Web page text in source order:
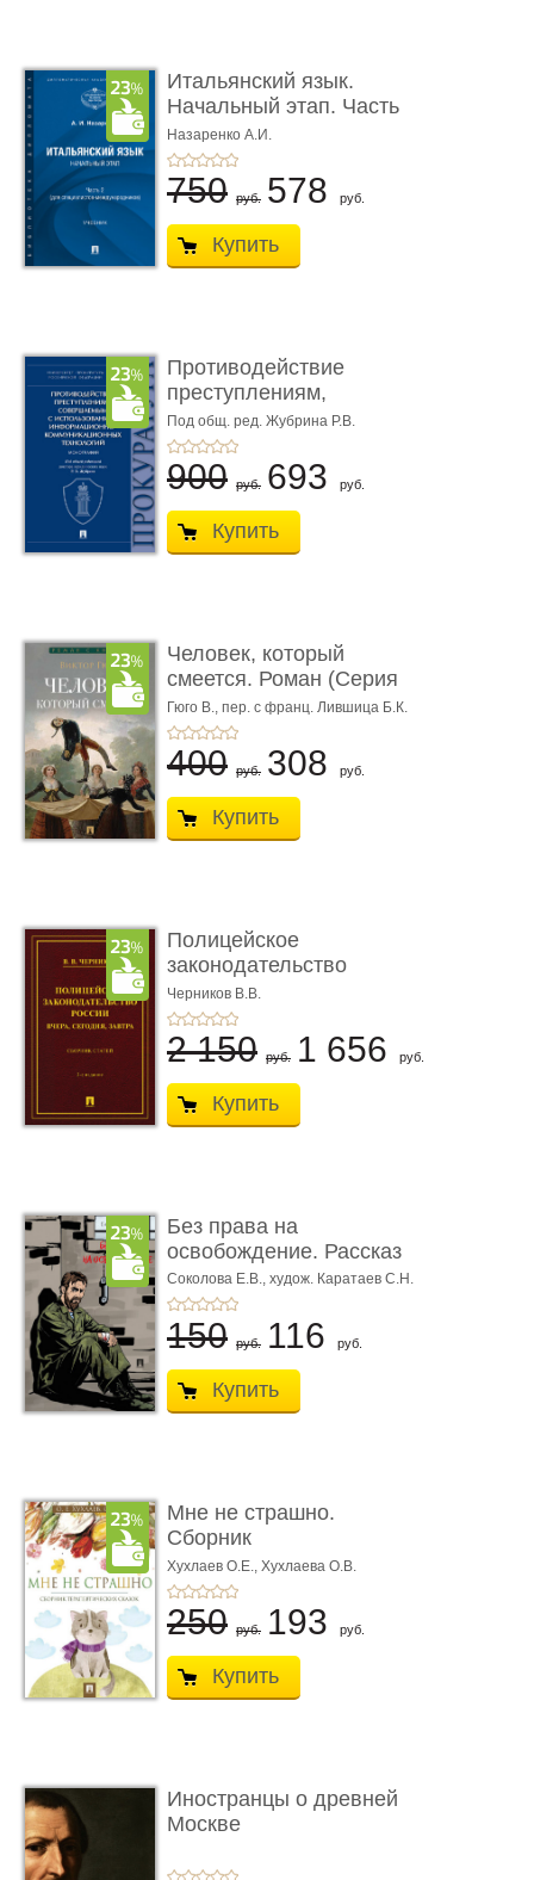
Итальянский язык.
Начальный этап. Часть
2. Учеб� ...
Назаренко А.И.
750 руб. 578 руб.
Купить
Противодействие
преступлениям,
совершаемым с ...
Под общ. ред. Жубрина Р.В.
900 руб. 693 руб.
Купить
Человек, который
смеется. Роман (Серия
«Роман с ...
Гюго В., пер. с франц. Лившица Б.К.
400 руб. 308 руб.
Купить
Полицейское
законодательство
России: вчера, с� ...
Черников В.В.
2 150 руб. 1 656 руб.
Купить
Без права на
освобождение. Рассказ
Соколова Е.В., худож. Каратаев С.Н.
150 руб. 116 руб.
Купить
Мне не страшно.
Сборник
терапевтических
сказо� ...
Хухлаев О.Е., Хухлаева О.В.
250 руб. 193 руб.
Купить
Иностранцы о древней
Москве